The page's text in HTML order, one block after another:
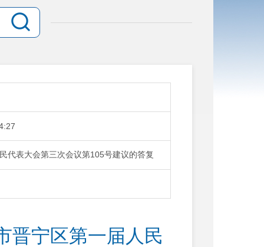
代表大会第三次会议第105号建议的答复
晋宁区第一届人民